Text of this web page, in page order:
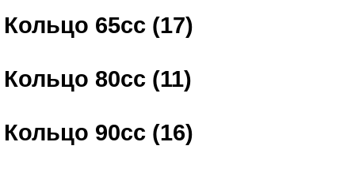
Кольцо 65сс (17)
Кольцо 80сс (11)
Кольцо 90сс (16)